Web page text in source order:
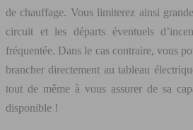
de chauffage. Vous limiterez ainsi
circuit et les départs éventuels
fréquentée. Dans le cas contraire, vous
brancher directement au tableau
tout de même à vous assurer de sa
disponible !